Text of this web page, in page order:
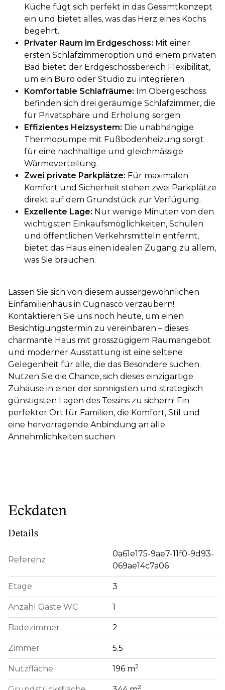
Küche fügt sich perfekt in das Gesamtkonzept
ein und bietet alles, was das Herz eines Kochs
begehrt.
Privater Raum im Erdgeschoss: Mit einer
ersten Schlafzimmeroption und einem privaten
Bad bietet der Erdgeschossbereich Flexibilität,
um ein Büro oder Studio zu integrieren.
Komfortable Schlafräume: Im Obergeschoss
befinden sich drei geräumige Schlafzimmer, die
für Privatsphäre und Erholung sorgen.
Effizientes Heizsystem: Die unabhängige
Thermopumpe mit Fußbodenheizung sorgt
für eine nachhaltige und gleichmässige
Wärmeverteilung.
Zwei private Parkplätze: Für maximalen
Komfort und Sicherheit stehen zwei Parkplätze
direkt auf dem Grundstück zur Verfügung.
Exzellente Lage: Nur wenige Minuten von den
wichtigsten Einkaufsmöglichkeiten, Schulen
und öffentlichen Verkehrsmitteln entfernt,
bietet das Haus einen idealen Zugang zu allem,
was Sie brauchen.
Lassen Sie sich von diesem aussergewöhnlichen
Einfamilienhaus in Cugnasco verzaubern!
Kontaktieren Sie uns noch heute, um einen
Besichtigungstermin zu vereinbaren – dieses
charmante Haus mit grosszügigem Raumangebot
und moderner Ausstattung ist eine seltene
Gelegenheit für alle, die das Besondere suchen.
Nutzen Sie die Chance, sich dieses einzigartige
Zuhause in einer der sonnigsten und strategisch
günstigsten Lagen des Tessins zu sichern! Ein
perfekter Ort für Familien, die Komfort, Stil und
eine hervorragende Anbindung an alle
Annehmlichkeiten suchen
Eckdaten
Details
Referenz
0a61e175-9ae7-11f0-9d93-
069ae14c7a06
Etage 3
Anzahl Gäste WC 1
Badezimmer 2
Zimmer 5.5
Nutzfläche 196 m2
2